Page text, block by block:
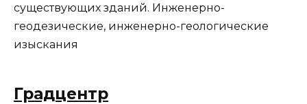
существующих зданий. Инженерно-
геодезические, инженерно-геологические
изыскания
Градцентр